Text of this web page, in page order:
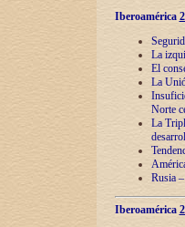
Iberoamérica
La
El
La
Norte
La
Rusia
Iberoamérica